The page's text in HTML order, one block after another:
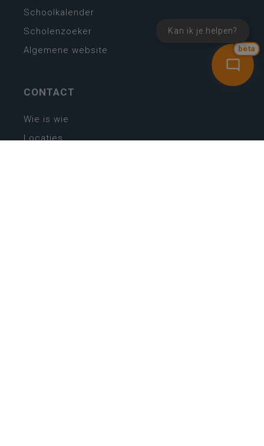
bèta
Kan ik je helpen?
Schoolkalender
Scholenzoeker
Algemene website
CONTACT
Wie is wie
Locaties